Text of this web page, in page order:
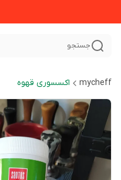
جستجو
mycheff اکسسوری قهوه